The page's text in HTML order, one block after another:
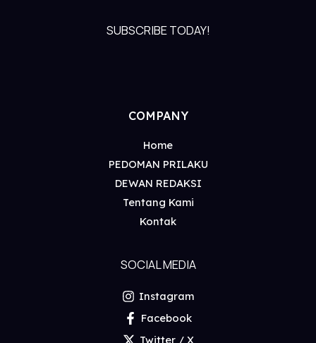
SUBSCRIBE TODAY!
COMPANY
Home
PEDOMAN PRILAKU
DEWAN REDAKSI
Tentang Kami
Kontak
SOCIAL MEDIA
Instagram
Facebook
Twitter / X